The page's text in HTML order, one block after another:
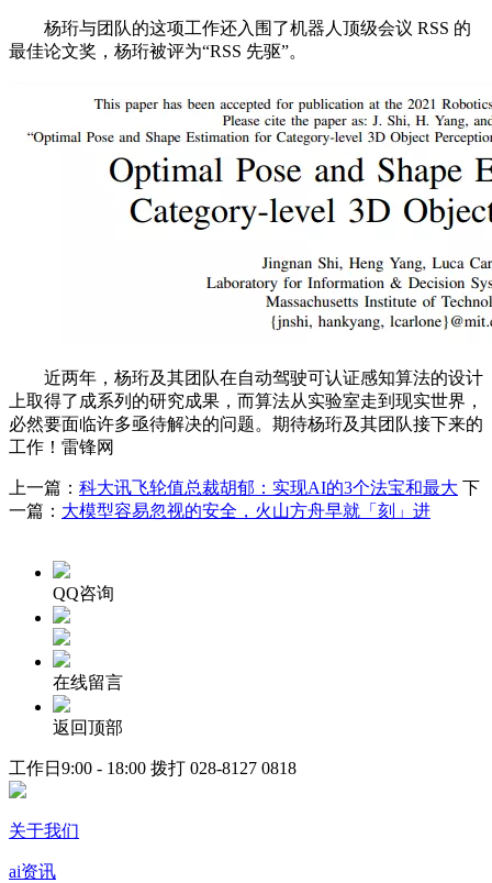
杨珩与团队的这项工作还入围了机器人顶级会议 RSS 的
最佳论文奖，杨珩被评为“RSS 先驱”。
近两年，杨珩及其团队在自动驾驶可认证感知算法的设计
上取得了成系列的研究成果，而算法从实验室走到现实世界，
必然要面临许多亟待解决的问题。期待杨珩及其团队接下来的
工作！雷锋网
上一篇： 科大讯飞轮值总裁胡郁：实现AI的3个法宝和最大 下
一篇： 大模型容易忽视的安全，火山方舟早就「刻」进
QQ咨询
在线留言
返回顶部
工作日9:00 - 18:00 拨打 028-8127 0818
关于我们
ai资讯